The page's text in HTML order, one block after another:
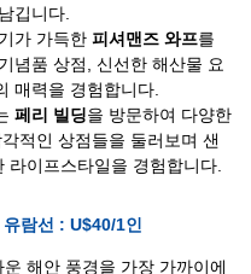
깁니다.
가 가득한 피셔맨즈 와프를
념품 상점, 신선한 해산물 요
매력을 경험합니다.
페리 빌딩을 방문하여 다양한
적인 상점들을 둘러보며 샌
라이프스타일을 경험합니다.
람선 : U$40/1인
해안 풍경을 가장 가까이에